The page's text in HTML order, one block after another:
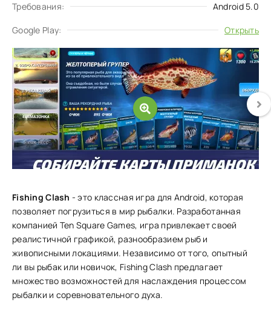
Требования: Android 5.0
Google Play: Открыть
Fishing Clash - это классная игра для Android, которая
позволяет погрузиться в мир рыбалки. Разработанная
компанией Ten Square Games, игра привлекает своей
реалистичной графикой, разнообразием рыб и
живописными локациями. Независимо от того, опытный
ли вы рыбак или новичок, Fishing Clash предлагает
множество возможностей для наслаждения процессом
рыбалки и соревновательного духа.